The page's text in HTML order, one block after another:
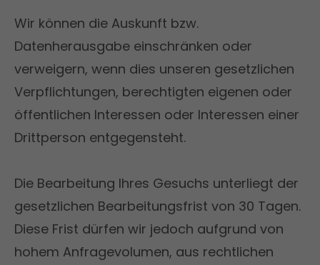
Wir können die Auskunft bzw.
Datenherausgabe einschränken oder
verweigern, wenn dies unseren gesetzlichen
Verpflichtungen, berechtigten eigenen oder
öffentlichen Interessen oder Interessen einer
Drittperson entgegensteht.
Die Bearbeitung Ihres Gesuchs unterliegt der
gesetzlichen Bearbeitungsfrist von 30 Tagen.
Diese Frist dürfen wir jedoch aufgrund von
hohem Anfragevolumen, aus rechtlichen